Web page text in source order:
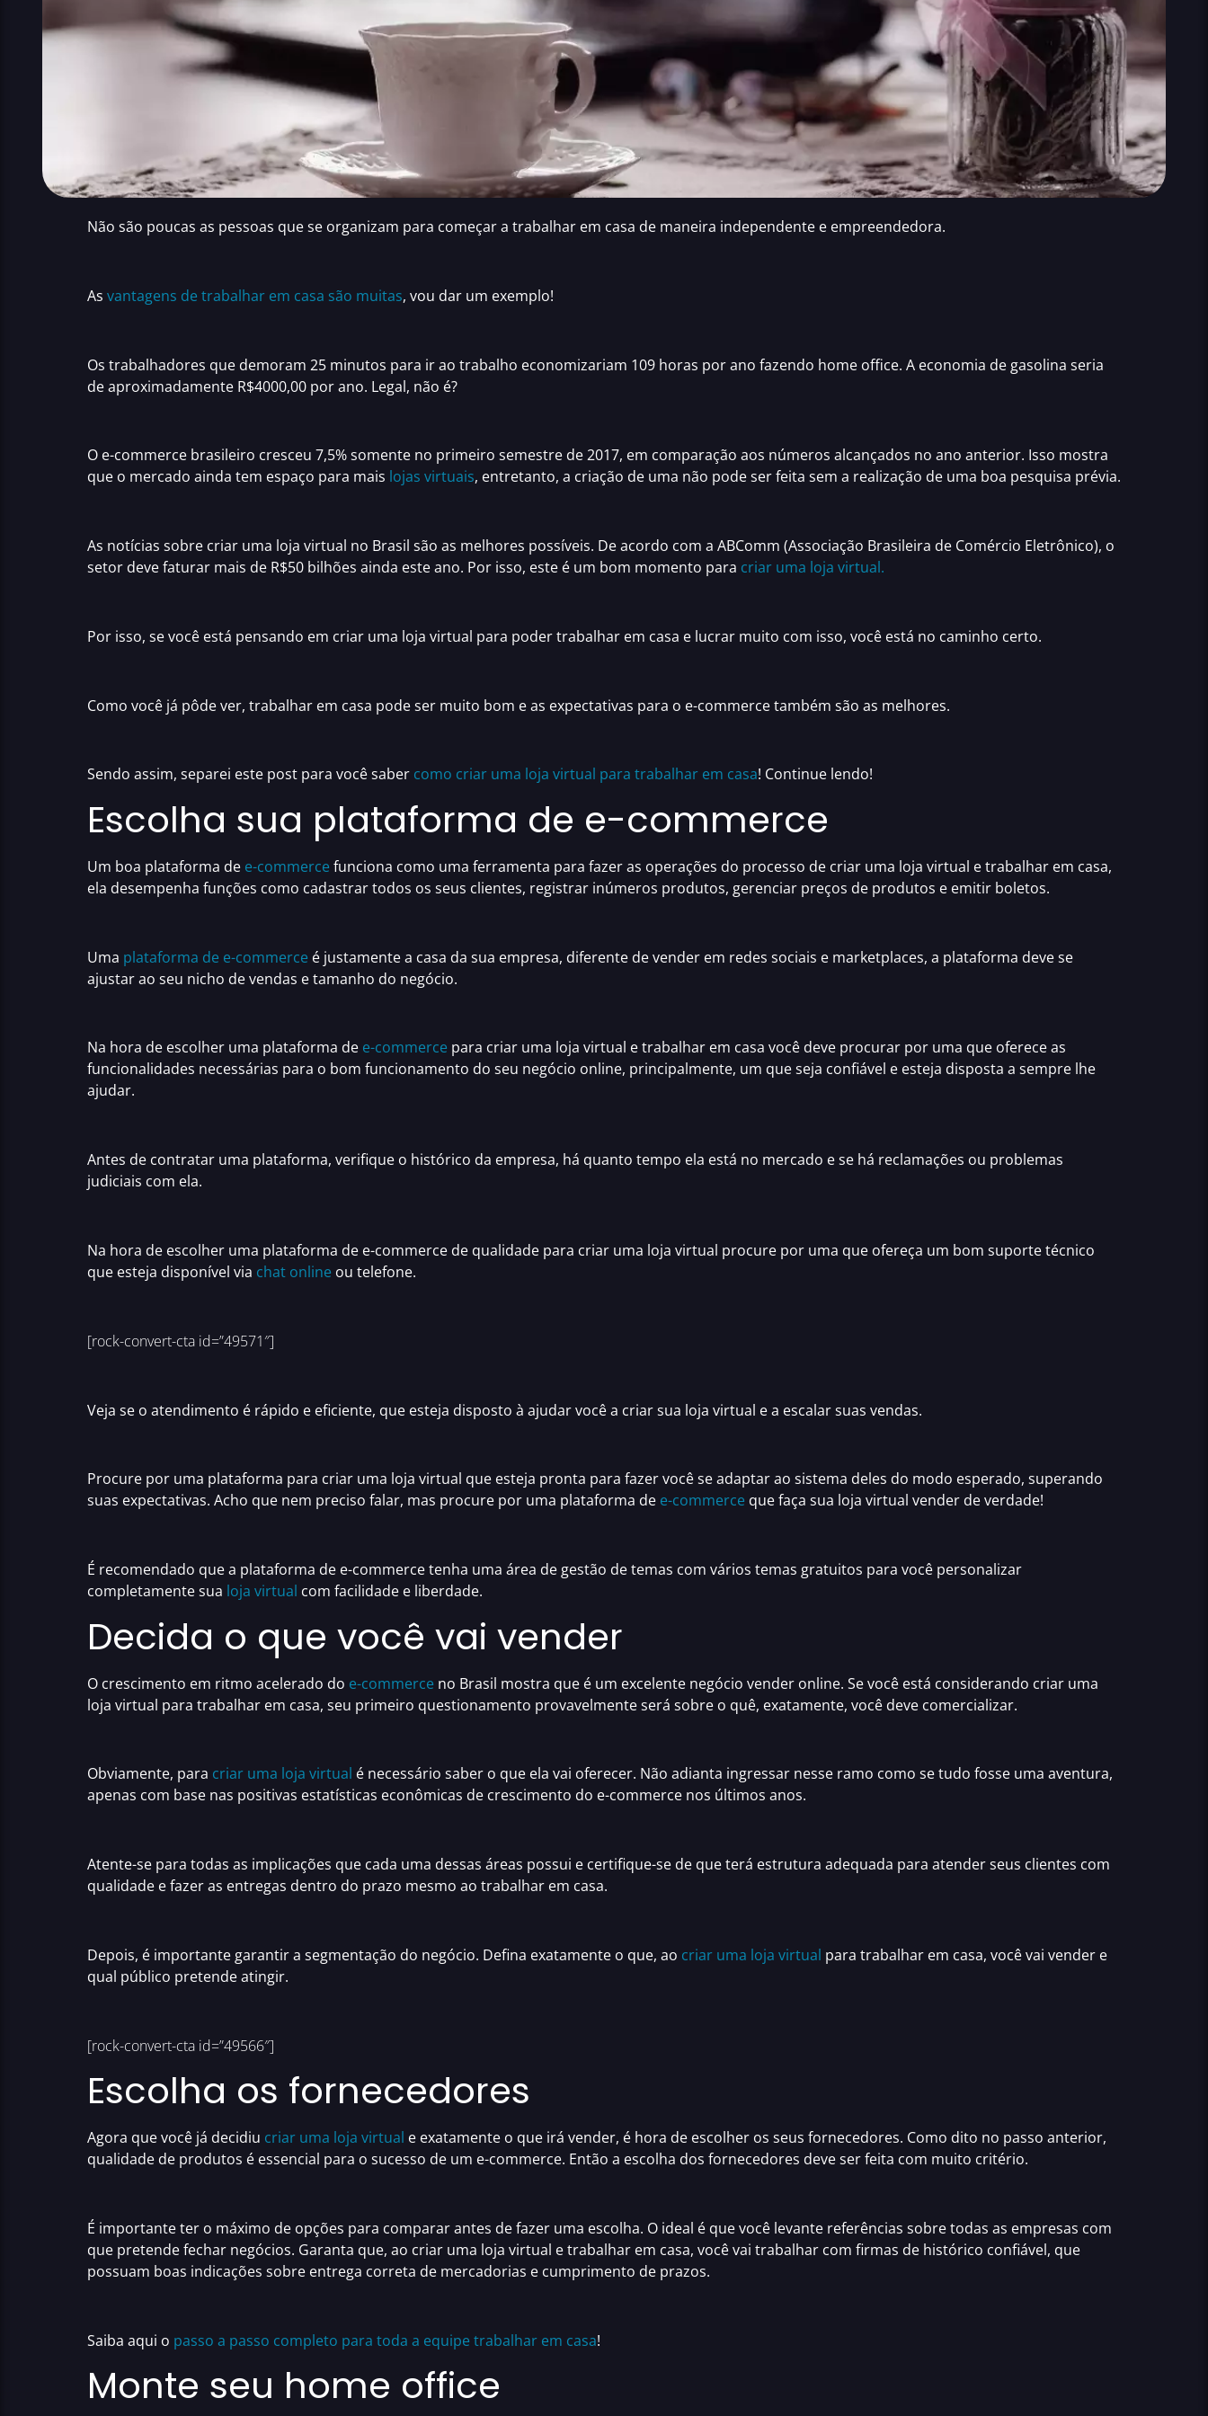
Não são poucas as pessoas que se organizam para começar a trabalhar em casa de maneira independente e empreendedora.
As vantagens de trabalhar em casa são muitas, vou dar um exemplo!
Os trabalhadores que demoram 25 minutos para ir ao trabalho economizariam 109 horas por ano fazendo home office. A economia de gasolina seria
de aproximadamente R$4000,00 por ano. Legal, não é?
O e-commerce brasileiro cresceu 7,5% somente no primeiro semestre de 2017, em comparação aos números alcançados no ano anterior. Isso mostra
que o mercado ainda tem espaço para mais lojas virtuais, entretanto, a criação de uma não pode ser feita sem a realização de uma boa pesquisa prévia.
As notícias sobre criar uma loja virtual no Brasil são as melhores possíveis. De acordo com a ABComm (Associação Brasileira de Comércio Eletrônico), o
setor deve faturar mais de R$50 bilhões ainda este ano. Por isso, este é um bom momento para criar uma loja virtual.
Por isso, se você está pensando em criar uma loja virtual para podertrabalhar em casa e lucrar muito com isso, você está no caminho certo.
Como você já pôde ver, trabalhar em casa pode ser muito bom e as expectativas para o e-commerce também são as melhores.
Sendo assim, separei este post para você saber como criar uma loja virtual para trabalhar em casa! Continue lendo!
Escolha sua plataforma de e-commerce
Um boa plataforma de e-commerce funciona como uma ferramenta para fazer as operações do processo de criar uma loja virtual etrabalhar em casa,
ela desempenha funções como cadastrar todos os seus clientes, registrar inúmeros produtos, gerenciar preços de produtos e emitir boletos.
Uma plataforma de e-commerce é justamente a casa da sua empresa, diferente de vender em redes sociais e marketplaces, a plataforma deve se
ajustar ao seu nicho de vendas e tamanho do negócio.
Na hora de escolher uma plataforma de e-commerce para criar uma loja virtual etrabalhar em casa você deve procurar por uma que oferece as
funcionalidades necessárias para o bom funcionamento do seu negócio online, principalmente, um que seja confiável e esteja disposta a sempre lhe
ajudar.
Antes de contratar uma plataforma, verifique o histórico da empresa, há quanto tempo ela está no mercado e se há reclamações ou problemas
judiciais com ela.
Na hora de escolher uma plataforma de e-commerce de qualidade para criar uma loja virtual procure por uma que ofereça um bom suporte técnico
que esteja disponível via chat online ou telefone.
[rock-convert-cta id=”49571″]
Veja se o atendimento é rápido e eficiente, que esteja disposto à ajudar você a criar sua loja virtual e a escalar suas vendas.
Procure por uma plataforma para criar uma loja virtual que esteja pronta para fazer você se adaptar ao sistema deles do modo esperado, superando
suas expectativas. Acho que nem preciso falar, mas procure por uma plataforma de e-commerce que faça sua loja virtual vender de verdade!
É recomendado que a plataforma de e-commercetenha uma área de gestão de temas com vários temas gratuitos para você personalizar
completamente sua loja virtual com facilidade e liberdade.
Decida o que você vai vender
O crescimento em ritmo acelerado do e-commerce no Brasil mostra que é um excelente negócio vender online. Se você está considerando criar uma
loja virtual para trabalhar em casa, seu primeiro questionamento provavelmente será sobre o quê, exatamente, você deve comercializar.
Obviamente, para criar uma loja virtual é necessário saber o que ela vai oferecer. Não adianta ingressar nesse ramo como se tudo fosse uma aventura,
apenas com base nas positivas estatísticas econômicas de crescimento do e-commerce nos últimos anos.
Atente-se para todas as implicações que cada uma dessas áreas possui e certifique-se de que terá estrutura adequada para atender seus clientes com
qualidade e fazer as entregas dentro do prazo mesmo ao trabalhar em casa.
Depois, é importante garantir a segmentação do negócio. Defina exatamente o que, ao criar uma loja virtual para trabalhar em casa, você vai vender e
qual público pretende atingir.
[rock-convert-cta id=”49566″]
Escolha os fornecedores
Agora que você já decidiu criar uma loja virtual e exatamente o que irá vender, é hora de escolher os seus fornecedores. Como dito no passo anterior,
qualidade de produtos é essencial para o sucesso de um e-commerce. Então a escolha dos fornecedores deve ser feita com muito critério.
É importante ter o máximo de opções para comparar antes de fazer uma escolha. O ideal é que você levante referências sobre todas as empresas com
que pretende fechar negócios. Garanta que, ao criar uma loja virtual e trabalhar em casa, você vai trabalhar com firmas de histórico confiável, que
possuam boas indicações sobre entrega correta de mercadorias e cumprimento de prazos.
Saiba aqui o passo a passo completo para toda a equipe trabalhar em casa!
Monte seu home office